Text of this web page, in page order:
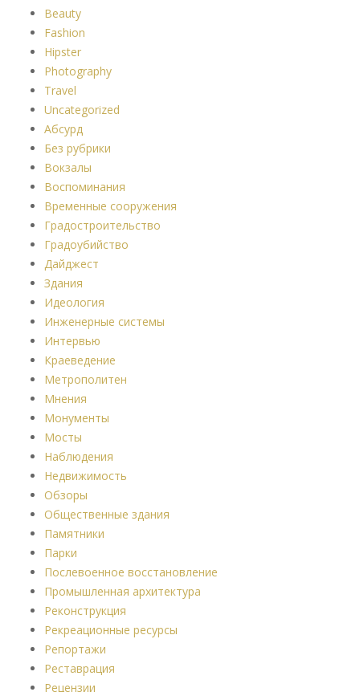
Beauty
Fashion
Hipster
Photography
Travel
Uncategorized
Абсурд
Без рубрики
Вокзалы
Воспоминания
Временные сооружения
Градостроительство
Градоубийство
Дайджест
Здания
Идеология
Инженерные системы
Интервью
Краеведение
Метрополитен
Мнения
Монументы
Мосты
Наблюдения
Недвижимость
Обзоры
Общественные здания
Памятники
Парки
Послевоенное восстановление
Промышленная архитектура
Реконструкция
Рекреационные ресурсы
Репортажи
Реставрация
Рецензии